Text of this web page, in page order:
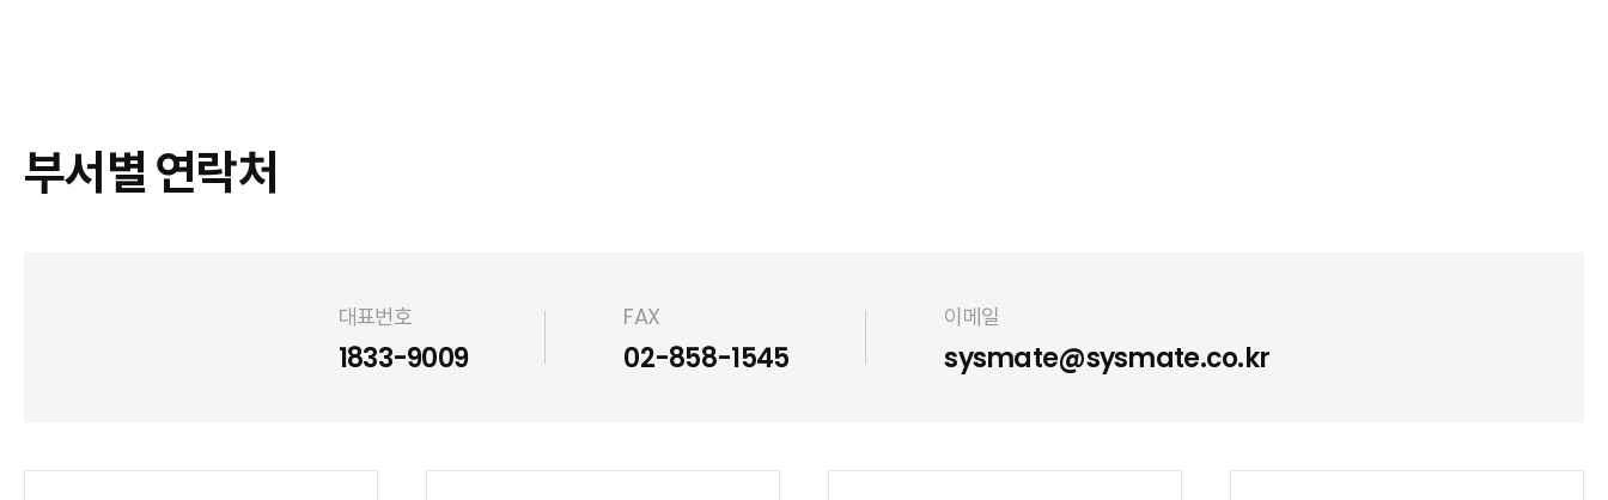
부서별 연락처
대표번호
1833-9009
FAX
02-858-1545
이메일
sysmate@sysmate.co.kr